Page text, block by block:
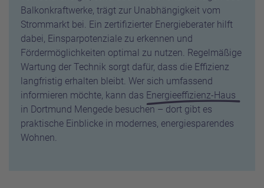
Balkonkraftwerke, trägt zur Unabhängigkeit vom
Strommarkt bei. Ein zertifizierter Energieberater hilft
dabei, Einsparpotenziale zu erkennen und
Fördermöglichkeiten optimal zu nutzen. Regelmäßige
Wartung der Technik sorgt dafür, dass die Effizienz
langfristig erhalten bleibt. Wer sich umfassend
informieren möchte, kann das Energieeffizienz-Haus
in Dortmund Mengede besuchen – dort gibt es
praktische Einblicke in modernes, energiesparendes
Wohnen.